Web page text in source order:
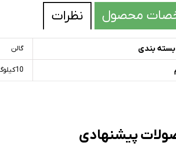
محصول نظرات
بندی گالن
10کیلوگرم
پیشنهادی